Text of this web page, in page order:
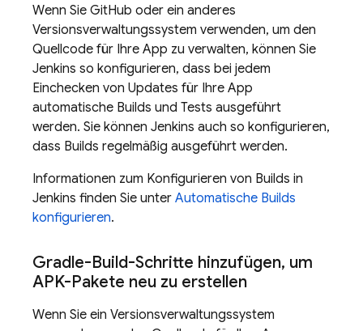
Wenn Sie GitHub oder ein anderes
Versionsverwaltungssystem verwenden, um den
Quellcode für Ihre App zu verwalten, können Sie
Jenkins so konfigurieren, dass bei jedem
Einchecken von Updates für Ihre App
automatische Builds und Tests ausgeführt
werden. Sie können Jenkins auch so konfigurieren,
dass Builds regelmäßig ausgeführt werden.
Informationen zum Konfigurieren von Builds in
Jenkins finden Sie unter Automatische Builds
konfigurieren.
Gradle-Build-Schritte hinzufügen, um
APK-Pakete neu zu erstellen
Wenn Sie ein Versionsverwaltungssystem